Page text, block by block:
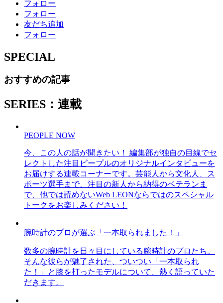
フォロー
フォロー
友だち追加
フォロー
SPECIAL
おすすめの記事
SERIES：連載
PEOPLE NOW
今、この人の話が聞きたい！ 編集部が独自の目線でセ
レクトした注目ピープルのオリジナルインタビューを
お届けする連載コーナーです。芸能人から文化人、ス
ポーツ選手まで、注目の新人から納得のベテランま
で、他では読めないWeb LEONならではのスペシャル
トークをお楽しみください！
腕時計のプロが選ぶ「一本取られました！」
数多の腕時計を日々目にしている腕時計のプロたち。
そんな彼らが魅了された、ついつい「一本取られ
た！」と膝を打ったモデルについて、熱く語っていた
だきます。